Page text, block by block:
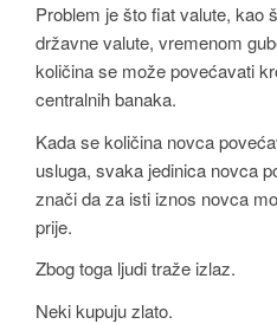
Problem je što fiat valute, kao
državne valute, vremenom
količina se može povećavati
centralnih banaka.
Kada se količina novca
usluga, svaka jedinica novca
znači da za isti iznos novca
prije.
Zbog toga ljudi traže izlaz.
Neki kupuju zlato.